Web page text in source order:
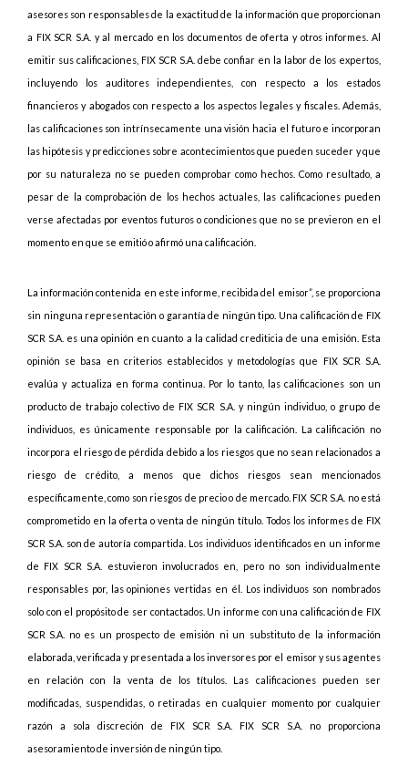
asesores son responsables de la exactitud de la información que proporcionan
a FIX SCR S.A. y al mercado en los documentos de oferta y otros informes. Al
emitir sus calificaciones, FIX SCR S.A. debe confiar en la labor de los expertos,
incluyendo los auditores independientes, con respecto a los estados
financieros y abogados con respecto a los aspectos legales y fiscales. Además,
las calificaciones son intrínsecamente una visión hacia el futuro e incorporan
las hipótesis y predicciones sobre acontecimientos que pueden suceder y que
por su naturaleza no se pueden comprobar como hechos. Como resultado, a
pesar de la comprobación de los hechos actuales, las calificaciones pueden
verse afectadas por eventos futuros o condiciones que no se previeron en el
momento en que se emitió o afirmó una calificación.
La información contenida en este informe, recibida del emisor”, se proporciona
sin ninguna representación o garantía de ningún tipo. Una calificación de FIX
SCR S.A. es una opinión en cuanto a la calidad crediticia de una emisión. Esta
opinión se basa en criterios establecidos y metodologías que FIX SCR S.A.
evalúa y actualiza en forma continua. Por lo tanto, las calificaciones son un
producto de trabajo colectivo de FIX SCR S.A. y ningún individuo, o grupo de
individuos, es únicamente responsable por la calificación. La calificación no
incorpora el riesgo de pérdida debido a los riesgos que no sean relacionados a
riesgo de crédito, a menos que dichos riesgos sean mencionados
específicamente, como son riesgos de precio o de mercado. FIX SCR S.A. no está
comprometido en la oferta o venta de ningún título. Todos los informes de FIX
SCR S.A. son de autoría compartida. Los individuos identificados en un informe
de FIX SCR S.A. estuvieron involucrados en, pero no son individualmente
responsables por, las opiniones vertidas en él. Los individuos son nombrados
solo con el propósito de ser contactados. Un informe con una calificación de FIX
SCR S.A. no es un prospecto de emisión ni un substituto de la información
elaborada, verificada y presentada a los inversores por el emisor y sus agentes
en relación con la venta de los títulos. Las calificaciones pueden ser
modificadas, suspendidas, o retiradas en cualquier momento por cualquier
razón a sola discreción de FIX SCR S.A. FIX SCR S.A. no proporciona
asesoramiento de inversión de ningún tipo.